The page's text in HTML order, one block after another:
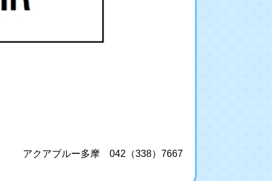
アクアブルー多摩 042（338）7667